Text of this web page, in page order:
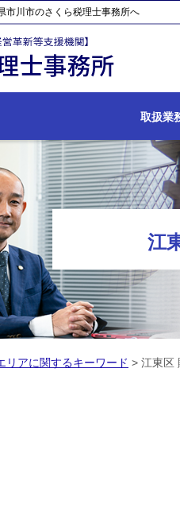
市川市のさくら税理士事務所へ
取扱業
江
リアに関するキーワード > 江東区